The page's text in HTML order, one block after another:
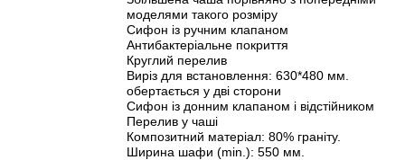
моделями такого розміру
Сифон із ручним клапаном
Антибактеріальне покриття
Круглий перелив
Виріз для встановлення: 630*480 мм.
обертається у дві сторони
Сифон із донним клапаном і відстійником
Перелив у чаші
Композитний матеріал: 80% граніту.
Ширина шафи (min.): 550 мм.